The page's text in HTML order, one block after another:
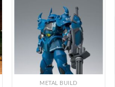
METAL BUILD